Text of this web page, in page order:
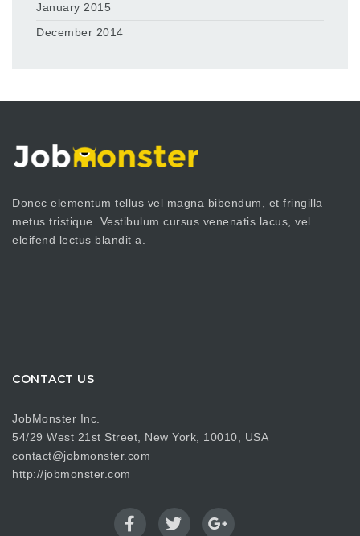
January 2015
December 2014
Donec elementum tellus vel magna bibendum, et fringilla
metus tristique. Vestibulum cursus venenatis lacus, vel
eleifend lectus blandit a.
CONTACT US
JobMonster Inc.
54/29 West 21st Street, New York, 10010, USA
contact@jobmonster.com
http://jobmonster.com